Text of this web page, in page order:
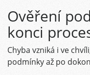
Ověření
konci
Chyba vzniká i ve
podmínky až po